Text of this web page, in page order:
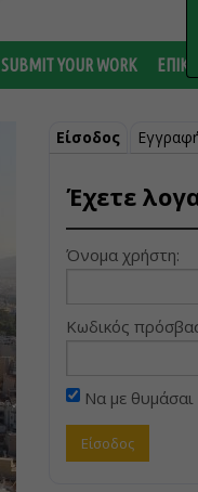
SUBMIT YOUR WORK
Είσοδος
Έχετε
Όνομα χρήστη:
Κωδικός
Να με θυμάσαι